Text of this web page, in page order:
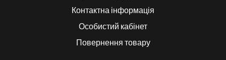
Контактна інформація
Особистий кабінет
Повернення товару